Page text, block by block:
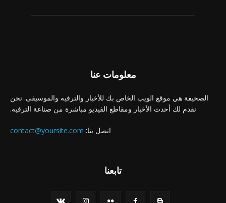
معلومات عنا
الصحيفة هي موقع الويب الخاص بك للأخبار والترفيه والموسيقى. نحن
نقدم لك أحدث الأخبار ومقاطع الفيديو مباشرة من صناعة الترفيه.
اتصل بنا: contact@yoursite.com
تابعنا